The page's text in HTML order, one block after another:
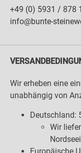
+49 (0) 5931 / 878
info@bunte-
Wir erheben eine
unabhängig von
Deutschland:
Wir
Europäische